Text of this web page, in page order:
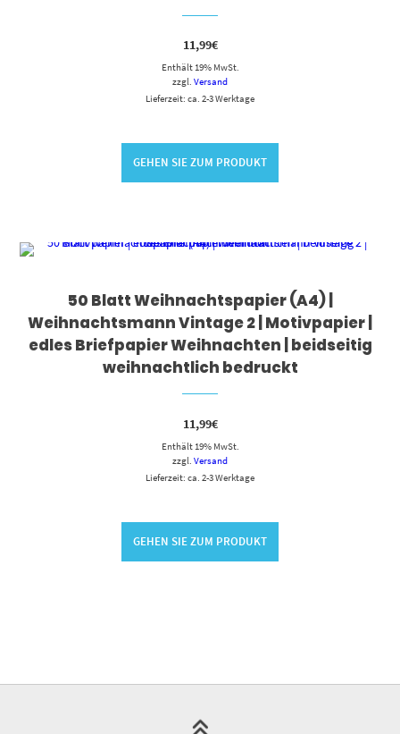
11,99€
Enthält 19% MwSt.
zzgl. Versand
Lieferzeit: ca. 2-3 Werktage
GEHEN SIE ZUM PRODUKT
50 Blatt Weihnachtspapier (A4) |
Weihnachtsmann Vintage 2 | Motivpapier |
edles Briefpapier Weihnachten | beidseitig
weihnachtlich bedruckt
11,99€
Enthält 19% MwSt.
zzgl. Versand
Lieferzeit: ca. 2-3 Werktage
GEHEN SIE ZUM PRODUKT